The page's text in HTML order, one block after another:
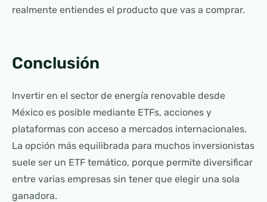
realmente entiendes el producto que vas a comprar.
Conclusión
Invertir en el sector de energía renovable desde
México es posible mediante ETFs, acciones y
plataformas con acceso a mercados internacionales.
La opción más equilibrada para muchos inversionistas
suele ser un ETF temático, porque permite diversificar
entre varias empresas sin tener que elegir una sola
ganadora.